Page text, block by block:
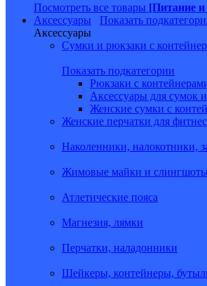
Посмотреть все товары [Питание
Аксессуары
Показать
Аксессуары
Сумки и рюкзаки с
Показать подкатегории
Рюкзаки с
Аксессуары для сумок
Женские сумки с
Женские перчатки для
Наколенники, налокотники,
Жимовые майки и слингшоты
Атлетические пояса
Магнезия, лямки
Перчатки, наладонники
Шейкеры, контейнеры,